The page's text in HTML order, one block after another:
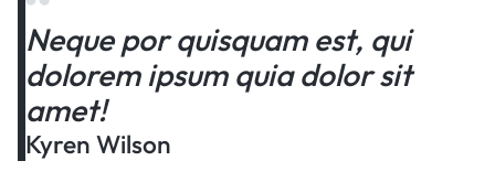
Neque por quisquam est, qui
dolorem ipsum quia dolor sit
amet!
Kyren Wilson